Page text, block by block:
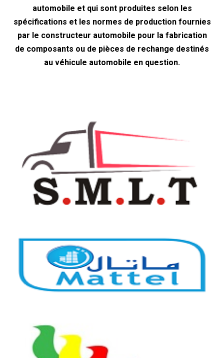
automobile et qui sont produites selon les
spécifications et les normes de production fournies
par le constructeur automobile pour la fabrication
de composants ou de pièces de rechange destinés
au véhicule automobile en question.